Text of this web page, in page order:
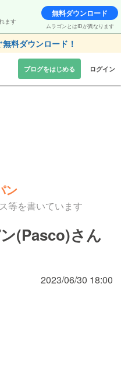
ます
無料ダウンロード
ムラゴンとはIDが異なります
料ダウンロード！
ブログをはじめる ログイン
ン
等を書いています
(Pasco)さん
2023/06/30 18:00